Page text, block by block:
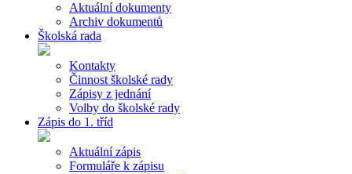
Aktuální dokumenty
Archiv dokumentů
Školská rada
Kontakty
Činnost školské rady
Zápisy z jednání
Volby do školské rady
Zápis do 1. tříd
Aktuální zápis
Formuláře k zápisu